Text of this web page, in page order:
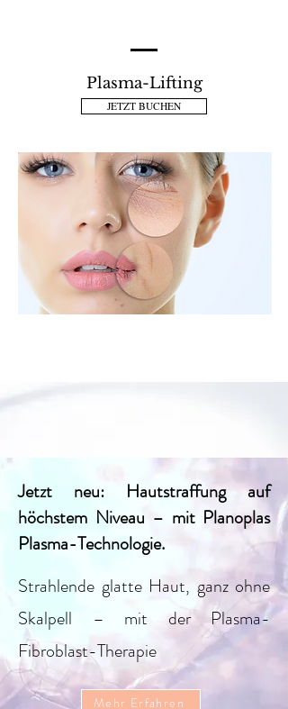
Plasma-Lifting
JETZT BUCHEN
Jetzt neu: Hautstraffung auf
höchstem Niveau – mit Planoplas
Plasma-Technologie.​
Strahlende glatte Haut, ganz ohne
Skalpell – mit der Plasma-
Fibroblast-Therapie
Mehr Erfahren